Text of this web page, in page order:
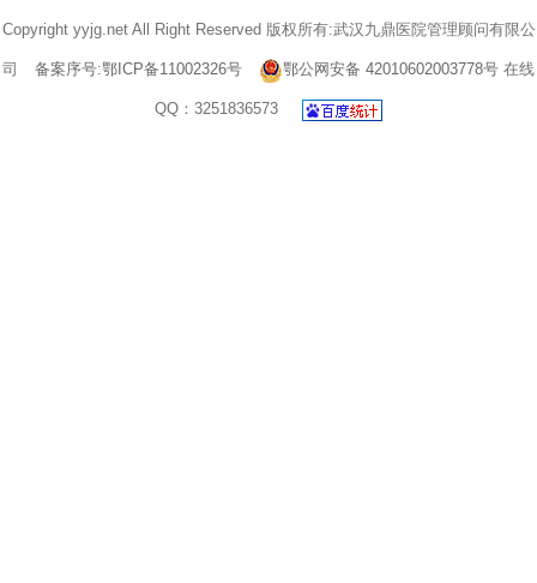
Copyright yyjg.net All Right Reserved 版权所有:武汉九鼎医院管理顾问有限公
司 备案序号:鄂ICP备11002326号 鄂公网安备 42010602003778号 在线
QQ：3251836573